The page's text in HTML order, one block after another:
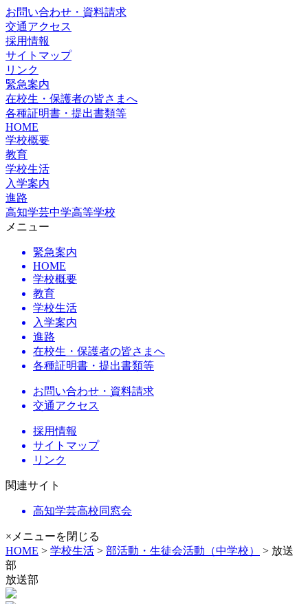
お問い合わせ・資料請求
交通アクセス
採用情報
サイトマップ
リンク
緊急案内
在校生・保護者の皆さまへ
各種証明書・提出書類等
HOME
学校概要
教育
学校生活
入学案内
進路
高知学芸中学高等学校
メニュー
緊急案内
HOME
学校概要
教育
学校生活
入学案内
進路
在校生・保護者の皆さまへ
各種証明書・提出書類等
お問い合わせ・資料請求
交通アクセス
採用情報
サイトマップ
リンク
関連サイト
高知学芸高校同窓会
×メニューを閉じる
HOME > 学校生活 > 部活動・生徒会活動（中学校）
> 放送
部
放送部